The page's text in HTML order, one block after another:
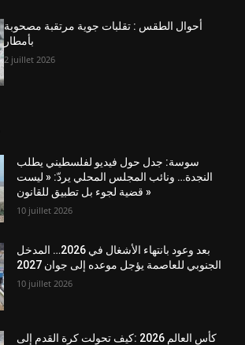
أحوال الطقس : تقلبات جوية مرتقبة مصحوبة
بأمطار
2 juillet 2026
سوسة: جدل حول فيديو لفلسطيني يطلب
النجدة… ونائب المجلس المحلي يردّ: « ليست
قضية لجوء بل تطبيق للقانون »
10 juillet 2026
بعد وعود بانتهاء الأشغال في 2026… المدخل
الجنوبي للعاصمة يؤجل موعده إلى جوان 2027
10 juillet 2026
كأس العالم 2026 :كيف تحولت كرة القدم إلى